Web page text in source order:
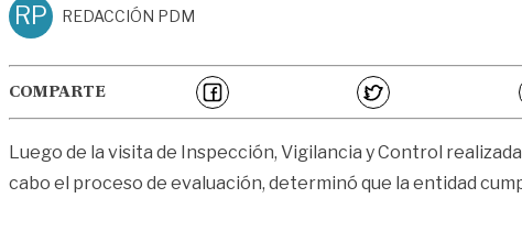
RP REDACCIÓN PDM
COMPARTE
Luego de la visita de Inspección, Vigilancia y Control
cabo el proceso de evaluación, determinó que la entidad